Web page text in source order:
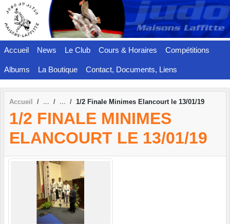
Accueil News Le Club Cours & Horaires Compétitions
Albums La Boutique Contact, Documents, Liens
Accueil 1/2 Finale Minimes Elancourt le 13/01/19
1/2 FINALE MINIMES
ELANCOURT LE 13/01/19
Panneau de gestion des cookies